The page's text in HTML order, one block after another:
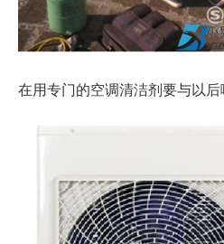
在用专门的空调清洁剂要与以后